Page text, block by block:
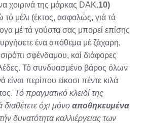
χοιρινά της μάρκας DAK.10)
τό μέλι (έκτος, ασφαλώς, γιά τά
μέ τά γούστα σας μπορεί επίσης
ένα απόθεμα μέ ζάχαρη,
σφένδαμου, καί διά­φορες
Τό συνδυασμένο βά­ρος όλων
περίπου είκοσι πέντε κιλά
Τό πραγματικό κλειδί της
διαθέτετε όχι μόνο αποθηκευμένα
δυνατότητα καλλιέργειας των